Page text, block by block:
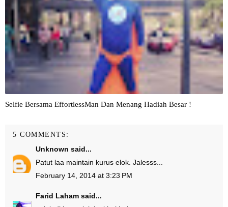
Selfie Bersama EffortlessMan Dan Menang Hadiah Besar !
5 COMMENTS:
Unknown said...
Patut laa maintain kurus elok. Jalesss...
February 14, 2014 at 3:23 PM
Farid Laham said...